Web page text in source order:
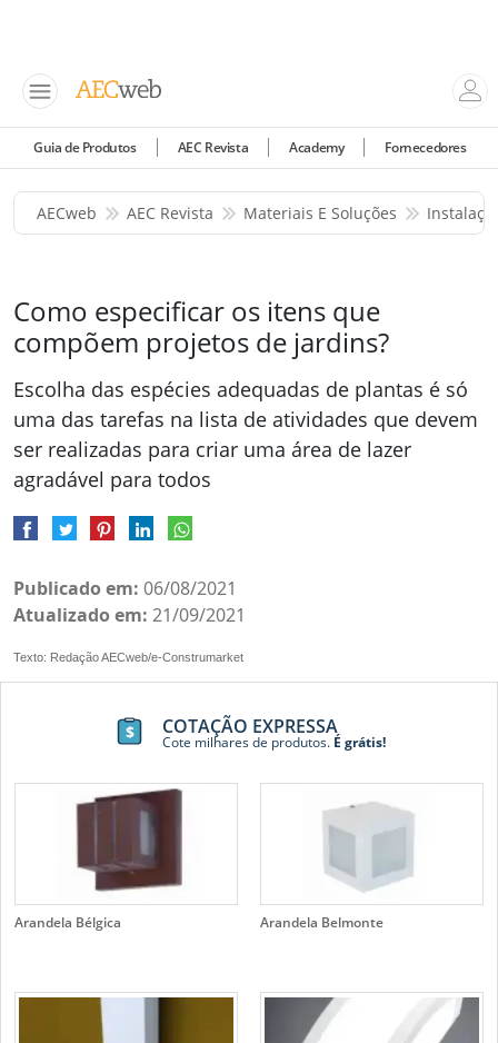
Guia de Produtos AEC Revista Academy Fornecedores
AECweb AEC Revista Materiais E Soluções
Como especificar os itens que
compõem projetos de jardins?
Escolha das espécies adequadas de plantas é só
uma das tarefas na lista de atividades que devem
ser realizadas para criar uma área de lazer
agradável para todos
Publicado em: 06/08/2021
Atualizado em: 21/09/2021
Texto: Redação AECweb/e-Construmarket
COTAÇÃO EXPRESSA
Cote milhares de produtos.É grátis!
Arandela Bélgica Arandela Belmonte